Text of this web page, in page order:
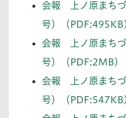
会報 上ノ原まち
号）（PDF:495KB)
会報 上ノ原まち
号）（PDF:2MB)
会報 上ノ原まち
号）（PDF:547KB)